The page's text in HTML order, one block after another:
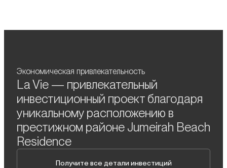
Экономическая привлекательность
La Vie — привлекательный
инвестиционный проект благодаря
уникальному расположению в
престижном районе Jumeirah Beach
Residence
Получите все детали инвестиций